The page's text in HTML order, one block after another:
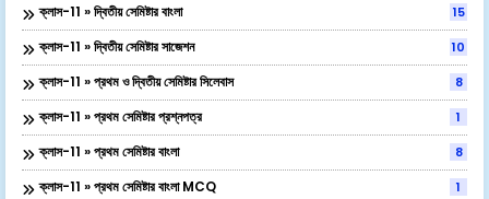
ক্লাস-11 » দ্বিতীয় সেমিষ্টার বাংলা 15
ক্লাস-11 » দ্বিতীয় সেমিষ্টার সাজেশন 10
ক্লাস-11 » প্রথম ও দ্বিতীয় সেমিষ্টার সিলেবাস 8
ক্লাস-11 » প্রথম সেমিষ্টার প্রশ্নপত্র 1
ক্লাস-11 » প্রথম সেমিষ্টার বাংলা 8
ক্লাস-11 » প্রথম সেমিষ্টার বাংলা MCQ 1